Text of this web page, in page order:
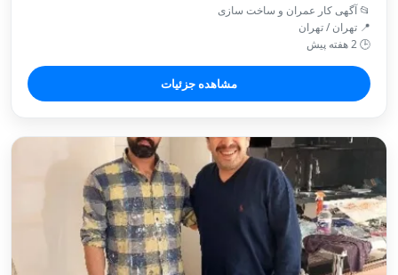
📂 آگهی کار عمران و ساخت سازی
📍 تهران / تهران
🕒 2 هفته پیش
مشاهده جزئیات